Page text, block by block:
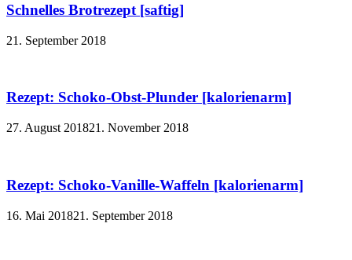
Schnelles Brotrezept [saftig]
21. September 2018
Rezept: Schoko-Obst-Plunder [kalorienarm]
27. August 201821. November 2018
Rezept: Schoko-Vanille-Waffeln [kalorienarm]
16. Mai 201821. September 2018